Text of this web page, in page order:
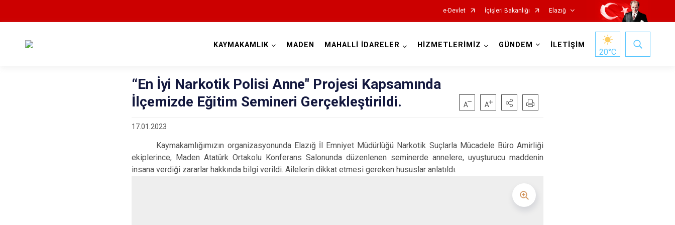
e-Devlet İçişleri Bakanlığı Elazığ
Ağın
Kovancılar
Maden
KAYMAKAMLIK MADEN MAHALLİ İDARELER HİZMETLERİMİZ GÜNDEM İLETİŞİM
20°C
“En İyi Narkotik Polisi Anne" Projesi Kapsamında
İlçemizde Eğitim Semineri Gerçekleştirildi.
17.01.2023
Kaymakamlığımızın organizasyonunda Elazığ İl Emniyet Müdürlüğü Narkotik Suçlarla Mücadele Büro Amirliği
ekiplerince, Maden Atatürk Ortakolu Konferans Salonunda düzenlenen seminerde annelere, uyuşturucu maddenin
insana verdiği zararlar hakkında bilgi verildi. Ailelerin dikkat etmesi gereken hususlar anlatıldı.